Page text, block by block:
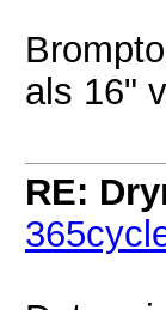
als 16"
RE: